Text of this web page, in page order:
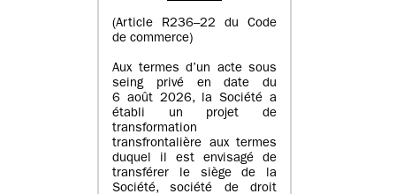
(Article R236–22 du Code
de commerce)
Aux termes d’un acte sous
seing privé en date du
6 août 2026, la Société a
établi un projet de
transformation
transfrontalière aux termes
duquel il est envisagé de
transférer le siège de la
Société, société de droit